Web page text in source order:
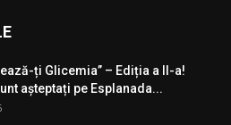
ți Glicemia” – Ediția a II-a!
așteptați pe Esplanada...